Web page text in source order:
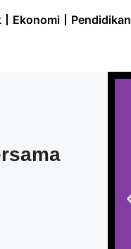
Ekonomi Pendidikan